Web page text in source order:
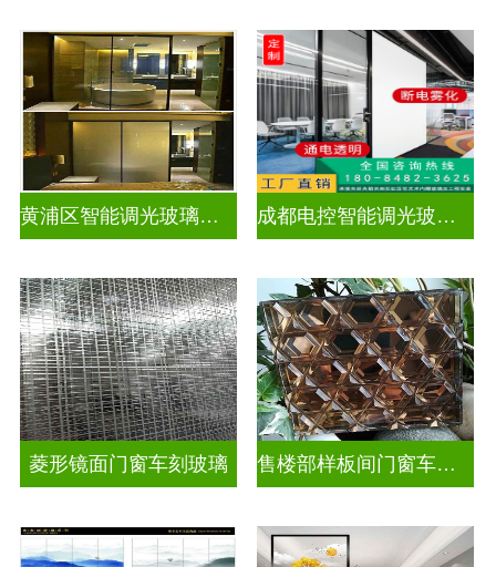
黄浦区智能调光玻璃公司 成都电控智能调光玻璃售价多少
菱形镜面门窗车刻玻璃 售楼部样板间门窗车刻玻璃